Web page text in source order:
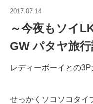
2017.07.14
～今夜もソイ
GW パタヤ旅
レディーボーイとの3P
せっかくソコソコタイ